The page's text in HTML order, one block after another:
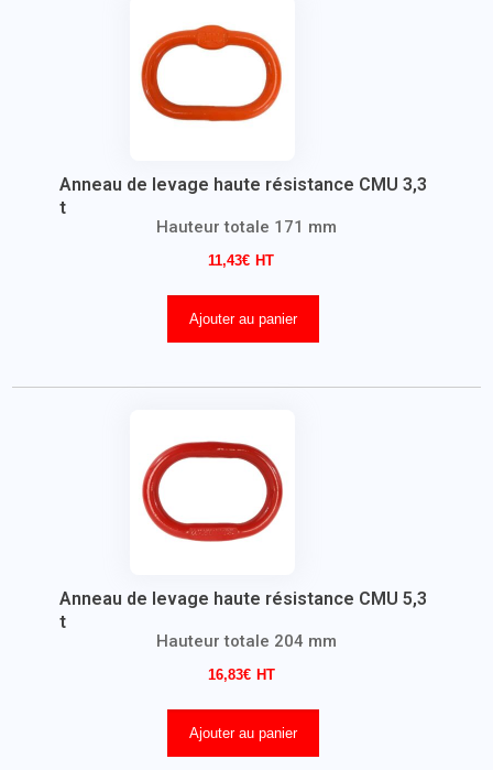
Anneau de levage haute résistance CMU 3,3
t
Hauteur totale 171 mm
11,43€
Ajouter au panier
Anneau de levage haute résistance CMU 5,3
t
Hauteur totale 204 mm
16,83€
Ajouter au panier